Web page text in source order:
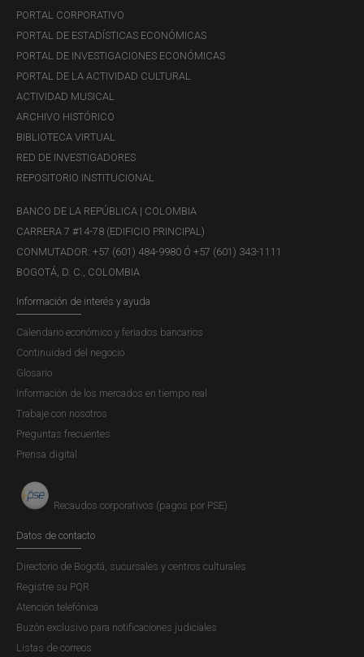
PORTAL CORPORATIVO
PORTAL DE ESTADÍSTICAS ECONÓMICAS
PORTAL DE INVESTIGACIONES ECONÓMICAS
PORTAL DE LA ACTIVIDAD CULTURAL
ACTIVIDAD MUSICAL
ARCHIVO HISTÓRICO
BIBLIOTECA VIRTUAL
RED DE INVESTIGADORES
REPOSITORIO INSTITUCIONAL
BANCO DE LA REPÚBLICA | COLOMBIA
CARRERA 7 #14-78 (EDIFICIO PRINCIPAL)
CONMUTADOR: +57 (601) 484-9980 Ó +57 (601) 343-1111
BOGOTÁ, D. C., COLOMBIA
Información de interés y ayuda
Calendario económico y feriados bancarios
Continuidad del negocio
Glosario
Información de los mercados en tiempo real
Trabaje con nosotros
Preguntas frecuentes
Prensa digital
Recaudos corporativos (pagos por PSE)
Datos de contacto
Directorio de Bogotá, sucursales y centros culturales
Registre su PQR
Atención telefónica
Buzón exclusivo para notificaciones judiciales
Listas de correos